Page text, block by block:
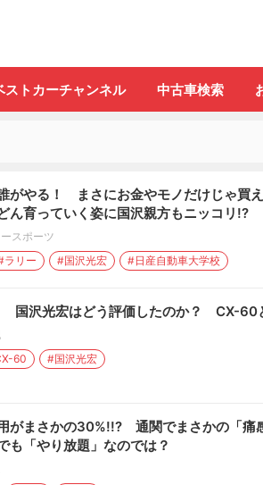
ストカーチャンネル 中古車検索
がやる！ まさにお金やモノだけじゃ買
育っていく姿に国沢親方もニッコリ!?
スポーツ
ラリー #国沢光宏 #日産自動車大学校
国沢光宏はどう評価したのか？ CX-60
60 #国沢光宏
がまさかの30%!!? 通関でまさかの「
も「やり放題」なのでは？